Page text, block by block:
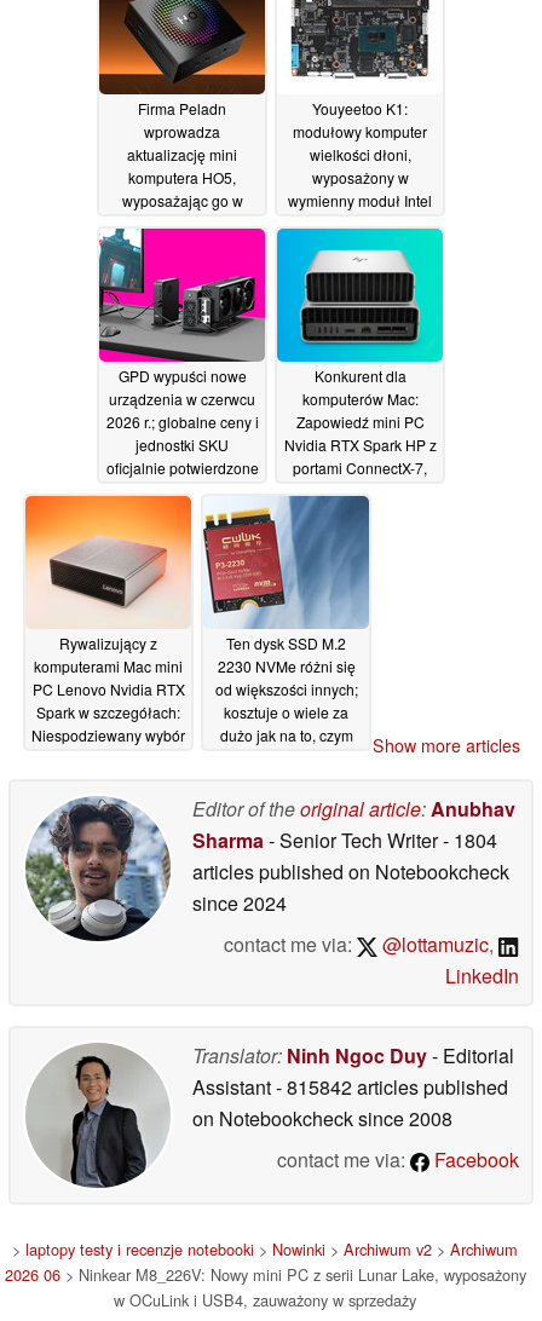
Firma Peladn
wprowadza
aktualizację mini
komputera HO5,
wyposażając go w
procesor AMD Zen 5
Ryzen AI 9 HX 470
oraz obsługę
technologii OCuLink
14/06/2026
Youyeetoo K1:
modułowy komputer
wielkości dłoni,
wyposażony w
wymienny moduł Intel
N100 oraz złącza
SATA, eDP i 27 pinów
GPIO, w cenie od 210
dolarów
12/06/2026
GPD wypuści nowe
urządzenia w czerwcu
2026 r.; globalne ceny i
jednostki SKU
oficjalnie potwierdzone
09/06/2026
Konkurent dla
komputerów Mac:
Zapowiedź mini PC
Nvidia RTX Spark HP z
portami ConnectX-7,
do 128 GB pamięci
Rywalizujący z
komputerami Mac mini
PC Lenovo Nvidia RTX
Spark w szczegółach:
Niespodziewany wybór
Ten dysk SSD M.2
2230 NVMe różni się
od większości innych;
kosztuje o wiele za
dużo jak na to, czym
Show more articles
Editor of theoriginal article:Anubhav
Sharma- Senior Tech Writer- 1804
articles published on Notebookcheck
since 2024
contact me via:
@lottamuzic,
LinkedIn
Translator: Ninh Ngoc Duy- Editorial
Assistant- 815842 articles published
on Notebookchecksince 2008
contact me via:
Facebook
> laptopy testy i recenzje notebooki > Nowinki > Archiwum v2 > Archiwum
2026 06> Ninkear M8_226V: Nowy mini PC z serii Lunar Lake, wyposażony
w OCuLink i USB4, zauważony w sprzedaży